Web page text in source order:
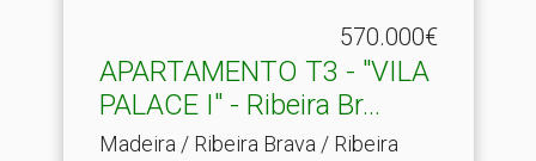
570.000€
APARTAMENTO T3 - "VILA
PALACE I" - Ribeira Br.​..
Madeira / Ribeira Brava / Ribeira